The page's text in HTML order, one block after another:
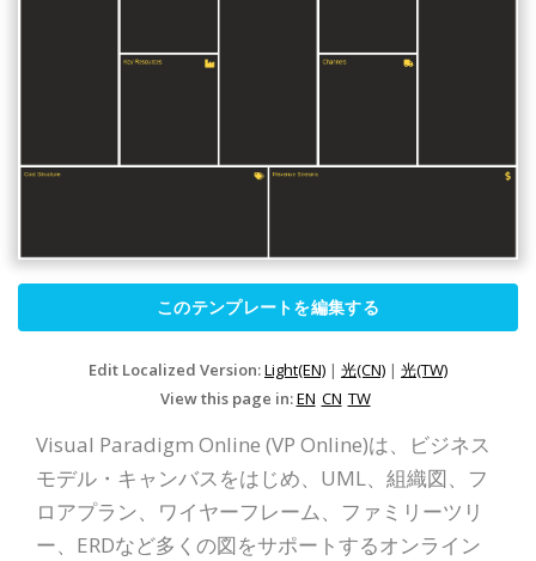
このテンプレートを編集する
Edit Localized Version:Light(EN) | 光(CN) | 光(TW)
View this page in:EN CN TW
Visual Paradigm Online (VP Online)は、ビジネス
モデル・キャンバスをはじめ、UML、組織図、フ
ロアプラン、ワイヤーフレーム、ファミリーツリ
ー、ERDなど多くの図をサポートするオンライン